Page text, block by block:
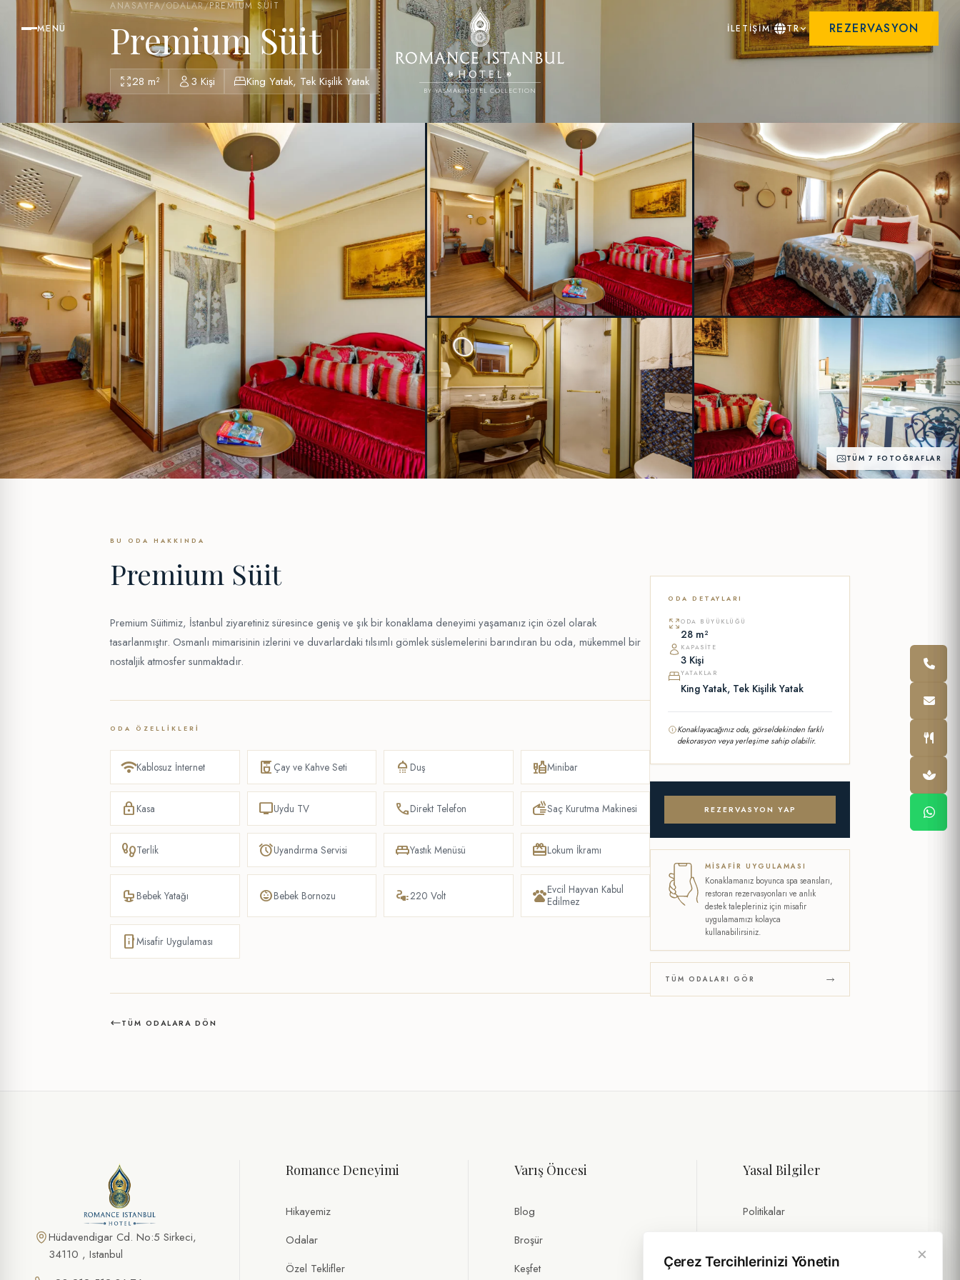
MENÜ
BY YASMAK HOTEL COLLECTION
İLETİŞİM TR REZERVASYON
ANASAYFA/ODALAR/PREMIUM SÜIT
Premium Süit
28 m² 3 Kişi King Yatak, Tek Kişilik Yatak
TÜM 7 FOTOĞRAFLAR
BU ODA HAKKINDA
Premium Süit
Premium Süitimiz, İstanbul ziyaretiniz süresince geniş ve şık bir konaklama deneyimi yaşamanız için özel olarak
tasarlanmıştır. Osmanlı mimarisinin izlerini ve duvarlardaki tılsımlı gömlek süslemelerini barındıran bu oda, mükemmel bir
nostaljik atmosfer sunmaktadır.
ODA ÖZELLIKLERI
wifiKablosuz İnternet coffee_maker Çay ve Kahve Seti shower Duş liquorMinibar
lock Kasa tvUydu TV phoneDirekt Telefon drySaç Kurutma Makinesi
footprintTerlik alarmUyandırma Servisi king_bedYastık Menüsü redeemLokum İkramı
crib Bebek Yatağı child_careBebek Bornozu electrical_services220 Volt petsEvcil Hayvan Kabul
Edilmez
mobile_infoMisafir Uygulaması
TÜM ODALARA DÖN
ODA DETAYLARI
ODA BÜYÜKLÜĞÜ
28 m²
KAPASITE
3 Kişi
YATAKLAR
King Yatak, Tek Kişilik Yatak
Konaklayacağınız oda, görseldekinden farklı
dekorasyon veya yerleşime sahip olabilir.
REZERVASYON YAP
MISAFIR UYGULAMASI
Konaklamanız boyunca spa seansları,
restoran rezervasyonları ve anlık
destek talepleriniz için misafir
uygulamamızı kolayca
kullanabilirsiniz.
TÜM ODALARI GÖR
Hüdavendigar Cd. No:5 Sirkeci,
34110 , Istanbul
Romance Deneyimi
Hikayemiz
Odalar
Özel Teklifler
Varış Öncesi
Blog
Broşür
Keşfet
Yasal Bilgiler
Politikalar
×
Çerez Tercihlerinizi Yönetin